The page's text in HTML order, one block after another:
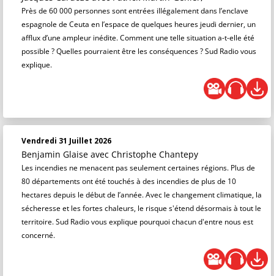
Près de 60 000 personnes sont entrées illégalement dans l’enclave
espagnole de Ceuta en l’espace de quelques heures jeudi dernier, un
afflux d’une ampleur inédite. Comment une telle situation a-t-elle été
possible ? Quelles pourraient être les conséquences ? Sud Radio vous
explique.
Vendredi 31 Juillet 2026
Benjamin Glaise avec Christophe Chantepy
Les incendies ne menacent pas seulement certaines régions. Plus de
80 départements ont été touchés à des incendies de plus de 10
hectares depuis le début de l’année. Avec le changement climatique, la
sécheresse et les fortes chaleurs, le risque s'étend désormais à tout le
territoire. Sud Radio vous explique pourquoi chacun d'entre nous est
concerné.